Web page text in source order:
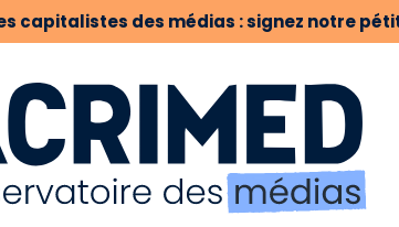
capitalistes des médias : signez notre